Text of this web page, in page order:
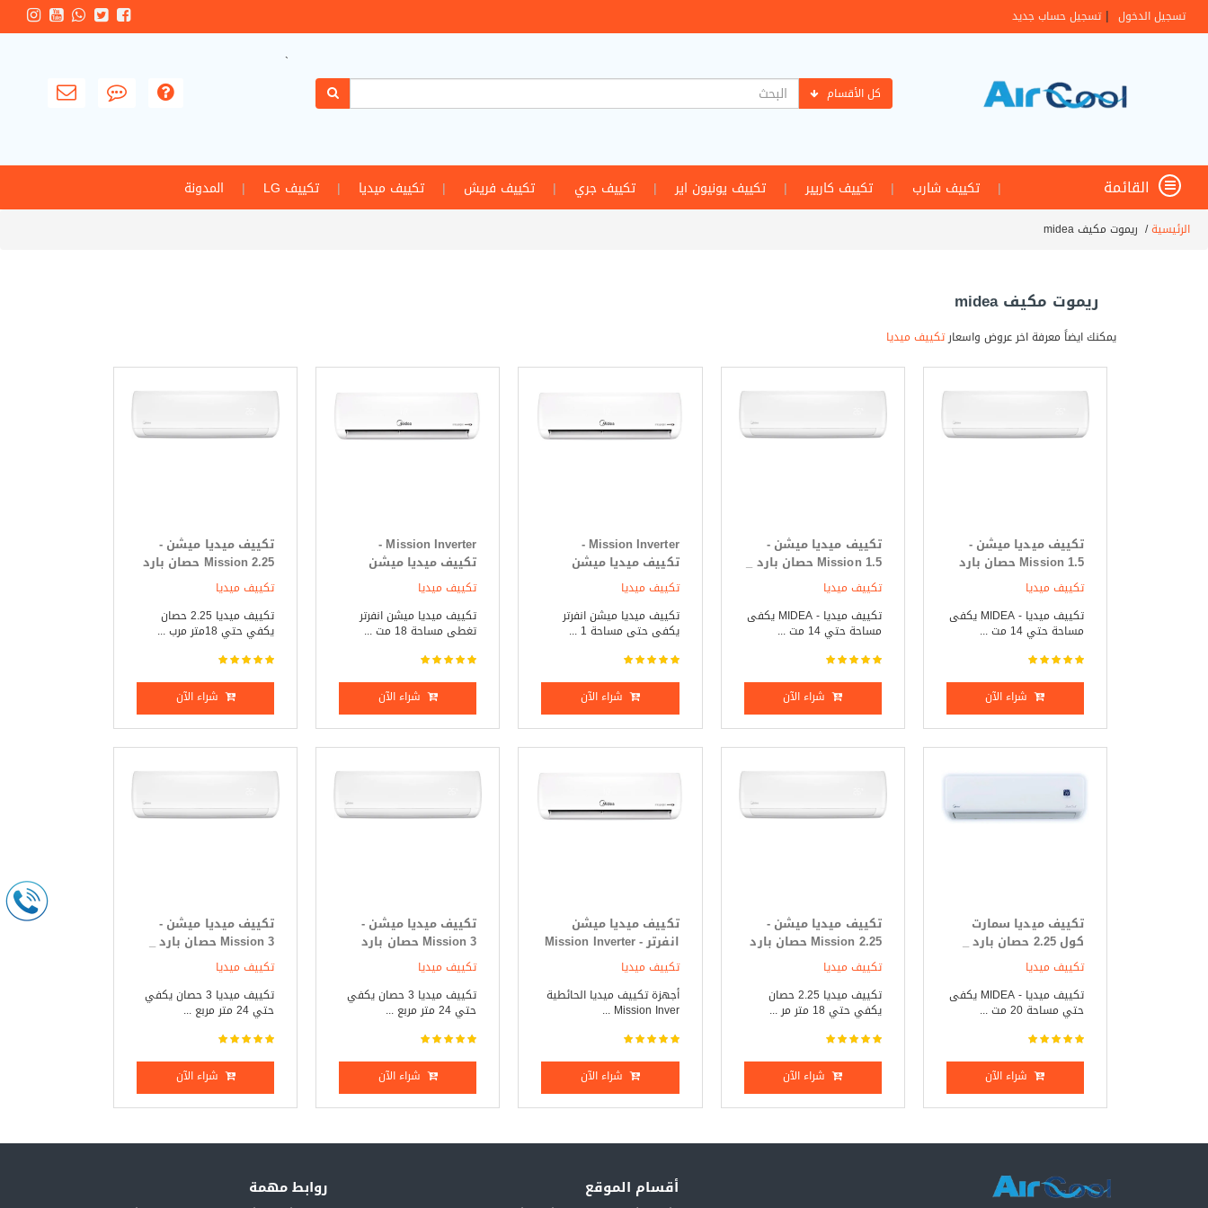
تسجيل الدخول | تسجيل حساب جديد
كل الأقسام
`
القائمة | تكييف شارب | تكييف كاريير | تكييف يونيون اير | تكييف جري | تكييف فريش | تكييف ميديا | تكييف LG | المدونة
الرئيسية/ ريموت مكيف midea
ريموت مكيف midea
يمكنك ايضاً معرفة اخر عروض واسعارتكييف ميديا
تكييف ميديا ميشن -
Mission 1.5 حصان بارد
فقط
تكييف ميديا
تكييف ميديا - MIDEA يكفى
مساحة حتي 14 مت ...
شراء الآن
تكييف ميديا ميشن -
Mission 1.5 حصان بارد _
ساخن
تكييف ميديا
تكييف ميديا - MIDEA يكفى
مساحة حتي 14 مت ...
شراء الآن
Mission Inverter -
تكييف ميديا ميشن
انفرتر 1.5 حصان بارد _
ساخن
تكييف ميديا
تكييف ميديا ميشن انفرتر
يكفى حتى مساحة 1 ...
شراء الآن
Mission Inverter -
تكييف ميديا ميشن
ساخن
تكييف ميديا
تكييف ميديا ميشن انفرتر
تغطى مساحة 18 مت ...
شراء الآن
تكييف ميديا ميشن -
Mission 2.25 حصان بارد
_ ساخن
تكييف ميديا
تكييف ميديا 2.25 حصان
يكفي حتي 18متر مرب ...
شراء الآن
تكييف ميديا سمارت
كول 2.25 حصان بارد _
ساخن
تكييف ميديا
تكييف ميديا - MIDEA يكفى
حتي مساحة 20 مت ...
شراء الآن
تكييف ميديا ميشن -
Mission 2.25 حصان بارد
فقط
تكييف ميديا
تكييف ميديا 2.25 حصان
يكفي حتي 18 متر مر ...
شراء الآن
تكييف ميديا ميشن
انفرتر - Mission Inverter
3 حصان بارد _ ساخن
تكييف ميديا
أجهزة تكييف ميديا الحائطية
Mission Inver ...
شراء الآن
تكييف ميديا ميشن -
Mission 3 حصان بارد
فقط
تكييف ميديا
تكييف ميديا 3 حصان يكفي
حتي 24 متر مربع ...
شراء الآن
تكييف ميديا ميشن -
Mission 3 حصان بارد _
ساخن
تكييف ميديا
تكييف ميديا 3 حصان يكفي
حتي 24 متر مربع ...
شراء الآن
أقسام الموقع روابط مهمة